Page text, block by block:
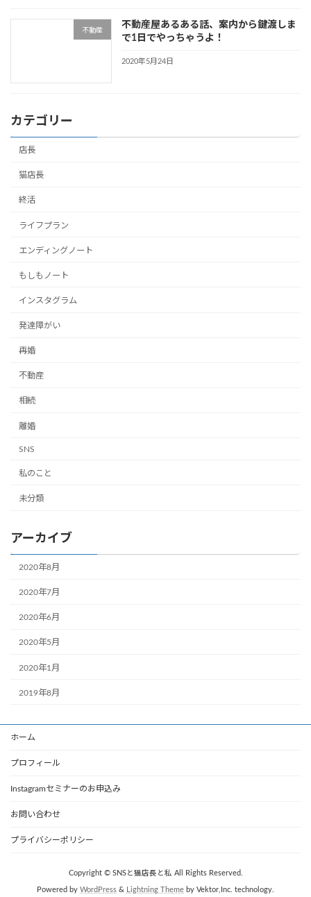
不動産
不動産屋あるある話、案内から鍵渡しま
で1日でやっちゃうよ！
2020年5月24日
カテゴリー
店長
猫店長
終活
ライフプラン
エンディングノート
もしもノート
インスタグラム
発達障がい
再婚
不動産
相続
離婚
SNS
私のこと
未分類
アーカイブ
2020年8月
2020年7月
2020年6月
2020年5月
2020年1月
2019年8月
ホーム
プロフィール
Instagramセミナーのお申込み
お問い合わせ
プライバシーポリシー
Copyright © SNSと猫店長と私 All Rights Reserved.
Powered by WordPress & Lightning Theme by Vektor,Inc. technology.